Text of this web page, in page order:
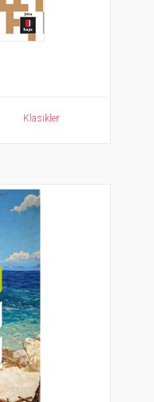
Klasikler